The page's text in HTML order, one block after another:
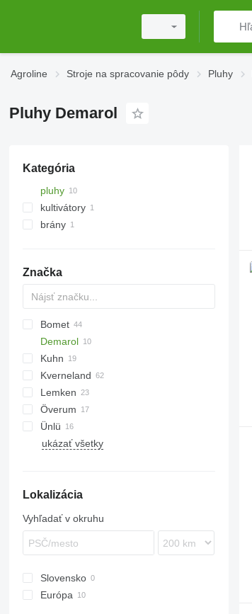
Agroline Stroje na spracovanie pôdy Pluhy
Pluhy Demarol
Kategória
pluhy
kultivátory
brány
Značka
PN
KM180
Cayron
Cayros
Teres
Tyrok
Bomet
U-series
Z-series
Demarol
Kuhn
Challenger
Manager
Vari-Master
Kverneland
EG
PB
RS
Lemken
Diamant
EurOpal
Juwel
VariOpal
5-35
Servo
Albatros
Kormoran
Eurostar
IBIS
PNV
Överum
Ünlü
ukázať všetky
Lokalizácia
Vyhľadať v okruhu
Slovensko
Európa